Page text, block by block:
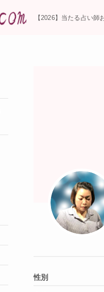
【2026】当たる占い
性別